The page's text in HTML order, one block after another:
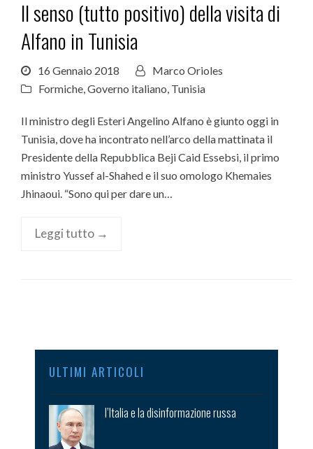
Il senso (tutto positivo) della visita di
Alfano in Tunisia
16 Gennaio 2018
Marco Orioles
Formiche,Governo italiano, Tunisia
Il ministro degli Esteri Angelino Alfano è giunto oggi in
Tunisia, dove ha incontrato nell’arco della mattinata il
Presidente della Repubblica Beji Caid Essebsi, il primo
ministro Yussef al-Shahed e il suo omologo Khemaies
Jhinaoui. “Sono qui per dare un…
Leggi tutto →
ULTIMI ARTICOLI
l’Italia e la disinformazione russa